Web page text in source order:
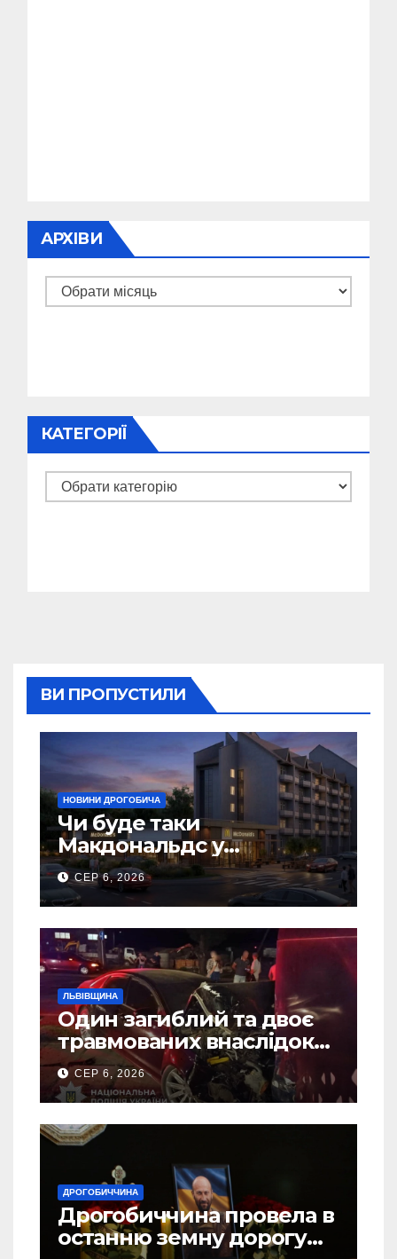
АРХІВИ
Архіви
КАТЕГОРІЇ
Категорії
ВИ ПРОПУСТИЛИ
НОВИНИ ДРОГОБИЧА
Чи буде таки
Макдональдс у
Дрогобичі? (Фото)
СЕР 6, 2026
ЛЬВІВЩИНА
Один загиблий та двоє
травмованих внаслідок
ДТП на Самбірщині
СЕР 6, 2026
ДРОГОБИЧЧИНА
Дрогобиччина провела в
останню земну дорогу